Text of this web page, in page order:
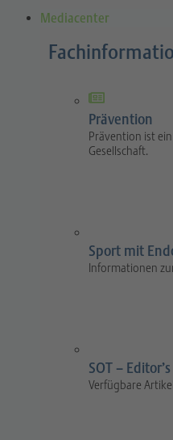
Mediacenter
Prävention
Prävention ist
Gesellschaft.
Sport mit
Informationen
SOT –
Verfügbare Artikel